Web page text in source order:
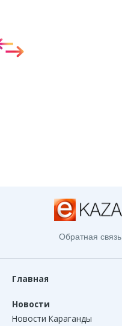
Обратная связь
Главная
Новости
Новости Караганды